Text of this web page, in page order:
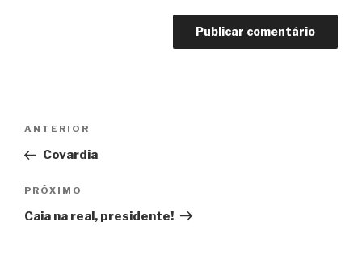
Post
Anterior
ANTERIOR
Covardia
Próximo
PRÓXIMO
Caia na real, presidente!